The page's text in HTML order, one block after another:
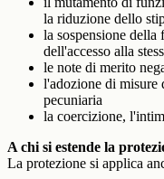
la riduzione dello
la sospensione della
dell'accesso alla
le note di merito
l'adozione di misure
pecuniaria
la coercizione,
A chi si estende la
La protezione si applica